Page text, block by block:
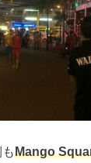
もMango